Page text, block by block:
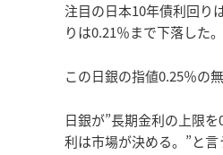
注目の日本10年債利回り
りは0.21％まで下落した。
この日銀の指値0.25％の
日銀が”長期金利の上限
利は市場が決める。”と